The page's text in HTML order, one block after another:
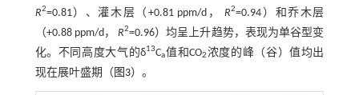
R2=0.81）、灌木层（+0.81 ppm/d，R2=0.94）和乔木层
（+0.88 ppm/d，R2=0.96）均呈上升趋势，表现为单谷型变
化。不同高度大气的δ13Ca值和CO2浓度的峰（谷）值均出
现在展叶盛期（ 图3）。